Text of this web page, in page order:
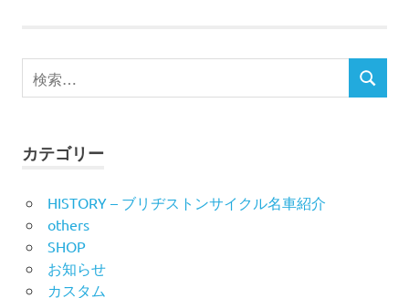
ゲ
シ
ョ
ン
検
索
検
カテゴリー
HISTORY – ブリヂストンサイクル名車紹介
others
SHOP
お知らせ
カスタム